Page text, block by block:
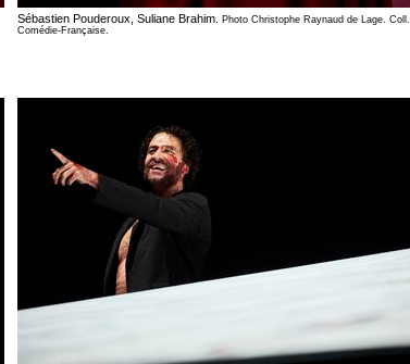
Sébastien Pouderoux, Suliane Brahim.
Photo Christophe Raynaud de Lage. Coll.
Comédie-Française.